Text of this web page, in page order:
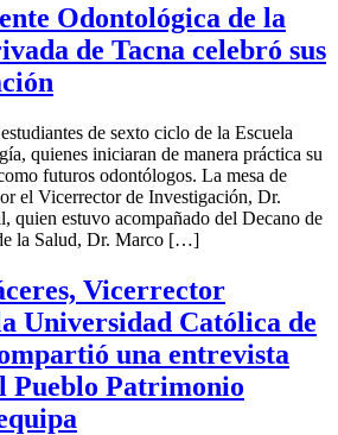
Odontológica de la
de Tacna celebró sus
de sexto ciclo de la Escuela
quienes iniciaran de manera práctica su
futuros odontólogos. La mesa de
el Vicerrector de Investigación, Dr.
quien estuvo acompañado del Decano de
la Salud, Dr. Marco […]
Vicerrector
Universidad Católica de
una entrevista
Pueblo Patrimonio